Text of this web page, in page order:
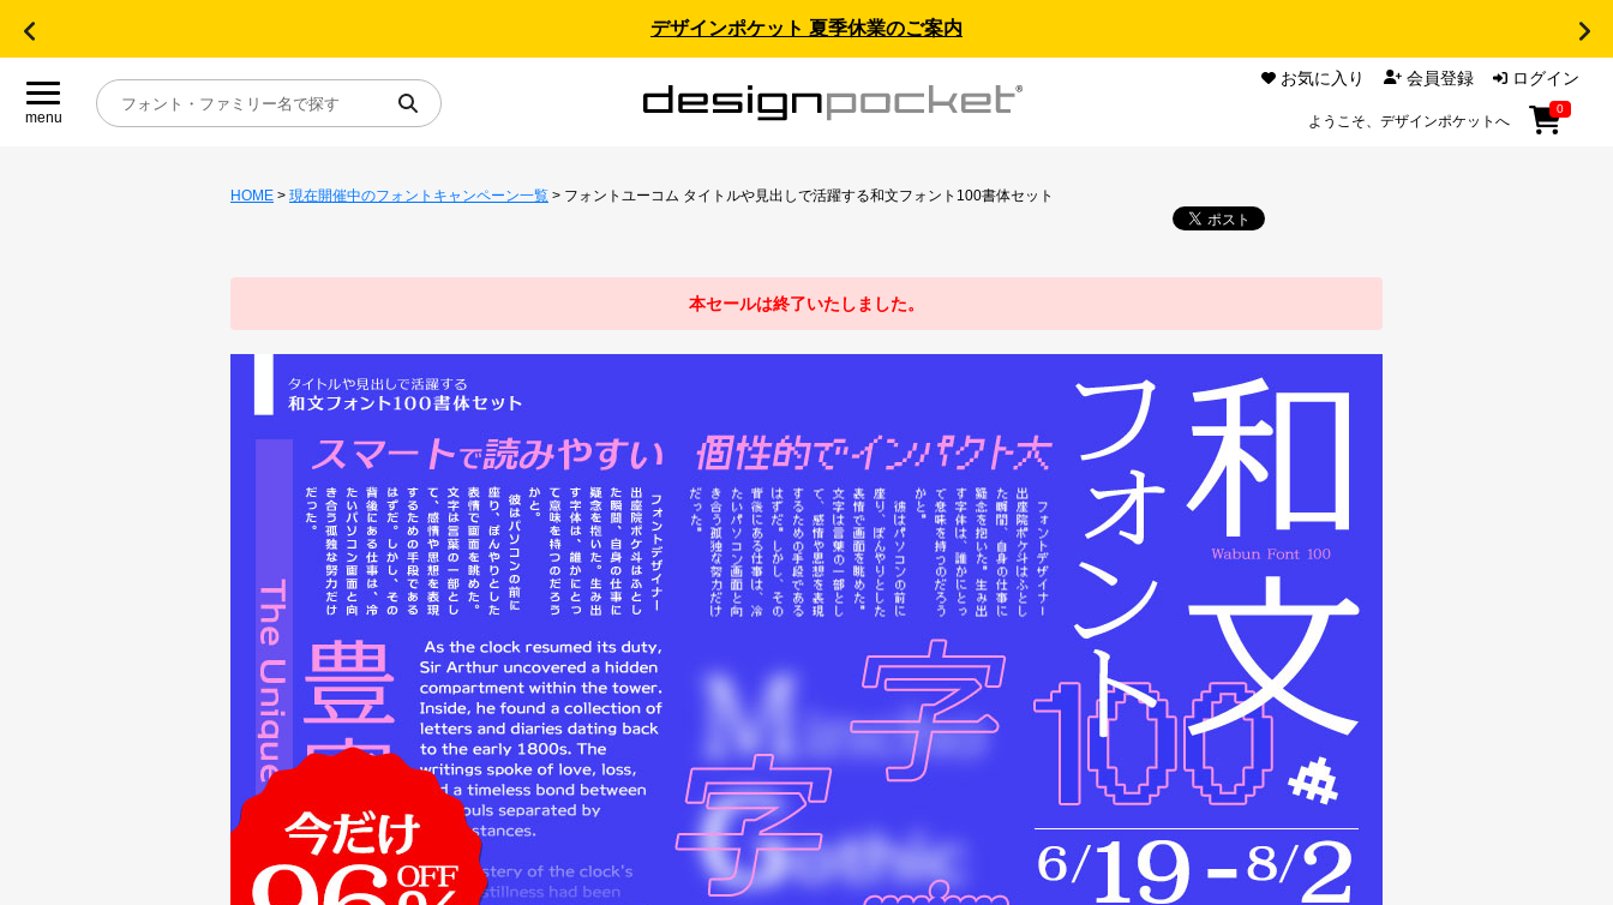
デザインポケット 夏季休業のご案内
menu
お気に入り 会員登録 ログイン
ようこそ、デザインポケットへ
0
HOME > 現在開催中のフォントキャンペーン一覧 > フォントユーコム タイトルや見出しで活躍する和文フォント100書体セット
本セールは終了いたしました。